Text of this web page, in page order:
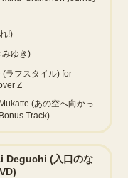
!)
みゆき)
(ラフスタイル) for
Z
(あの空へ向かっ
Track)
Deguchi (入口のな